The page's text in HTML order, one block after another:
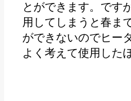
とができます。です
用してしまうと春ま
ができないのでヒー
よく考えて使用した